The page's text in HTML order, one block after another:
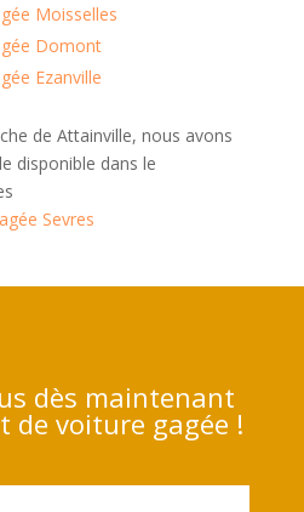
Moisselles
Domont
Ezanville
de Attainville, nous avons
disponible dans le
Sevres
dès maintenant
de voiture gagée !